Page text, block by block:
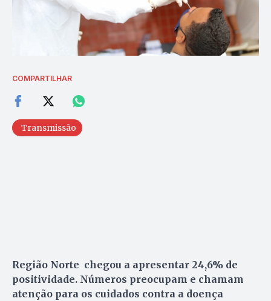
COMPARTILHAR
Transmissão
Região Norte chegou a apresentar 24,6% de
positividade. Números preocupam e chamam
atenção para os cuidados contra a doença